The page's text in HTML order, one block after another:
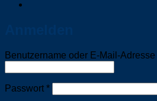
Benutzername oder E-Mail-Adresse
Passwort *Erforderlich